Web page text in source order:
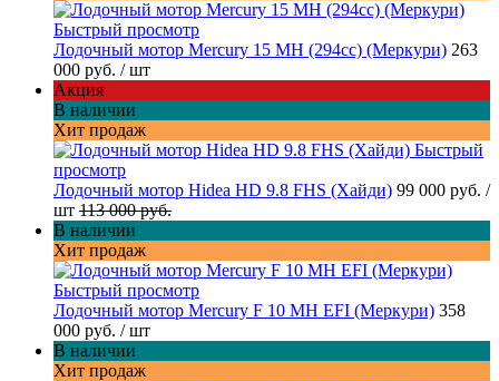
Быстрый просмотр
Лодочный мотор Mercury 15 MH (294cc) (Меркури) 263
000 руб. / шт
Акция
В наличии
Хит продаж
Быстрый
просмотр
Лодочный мотор Hidea HD 9.8 FHS (Хайди) 99 000 руб. /
шт 113 000 руб.
В наличии
Хит продаж
Быстрый просмотр
Лодочный мотор Mercury F 10 MH EFI (Меркури) 358
000 руб. / шт
В наличии
Хит продаж